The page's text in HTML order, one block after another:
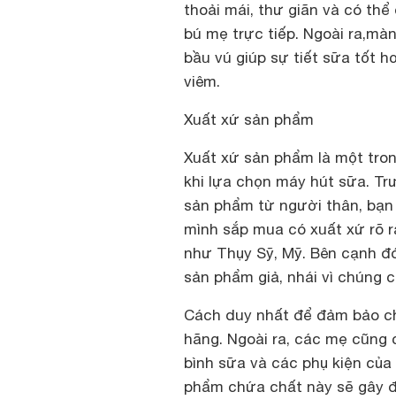
thoải mái, thư giãn và có thể
bú mẹ trực tiếp. Ngoài
bầu vú giúp sự tiết sữa tốt
viêm.
Xuất xứ sản phẩm
Xuất xứ sản phẩm là một
khi lựa chọn máy hút sữa.
sản phẩm từ người thân,
mình sắp mua có xuất xứ rõ
như Thụy Sỹ, Mỹ. Bên cạnh
sản phẩm giả, nhái vì chúng
Cách duy nhất để đảm bảo
hãng. Ngoài ra, các mẹ
bình sữa và các phụ kiện
phẩm chứa chất này sẽ gây